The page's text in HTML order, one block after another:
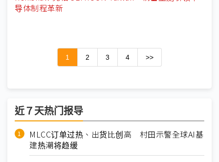
导体制程革新
1 2 3 4 >>
近７天热门报导
MLCC订单过热、出货比创高 村田示警全球AI基
建热潮将趋缓